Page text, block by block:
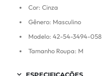
Cor: Cinza
Gênero: Masculino
Modelo: 42-54-3494-058
Tamanho Roupa: M
ESPECIFICAÇÕES